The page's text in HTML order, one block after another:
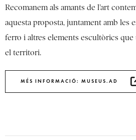
Recomanem als amants de l’art
aquesta proposta, juntament amb les
ferro i altres elements escultòrics
el territori.
MÉS INFORMACIÓ: MUSEUS.AD